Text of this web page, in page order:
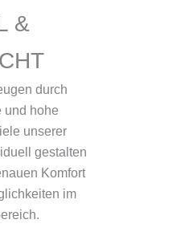
&
durch
und hohe
unserer
gestalten
Komfort
im